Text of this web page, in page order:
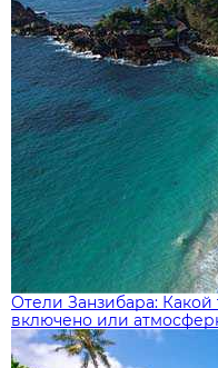
Отели Занзибара:
включено или